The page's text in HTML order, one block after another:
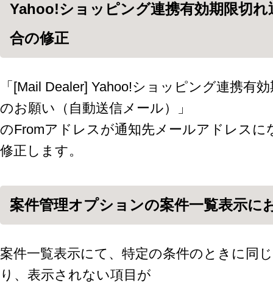
Yahoo!ショッピング連携有効期限切れ
合の修正
「[Mail Dealer] Yahoo!ショッピング連携有
のお願い（自動送信メール）」
のFromアドレスが通知先メールアドレスに
修正します。
案件管理オプションの案件一覧表示に
案件一覧表示にて、特定の条件のときに同
り、表示されない項目が